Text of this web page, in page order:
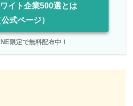
イト企業500選とは
公式ページ）
限定で無料配布中！